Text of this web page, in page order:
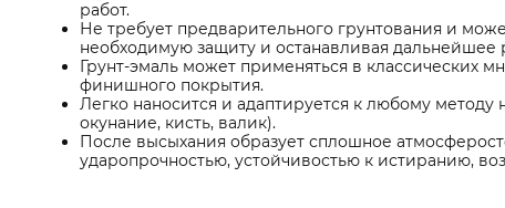
работ.
Не требует предварительного грунтования и
необходимую защиту и останавливая
Грунт-эмаль может применяться в классических
финишного покрытия.
Легко наносится и адаптируется к любому
окунание, кисть, валик).
После высыхания образует сплошное
ударопрочностью, устойчивостью к истиранию,